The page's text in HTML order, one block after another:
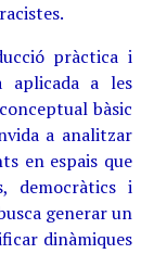
pràctica i
aplicada a les
bàsic
a analitzar
en espais que
democràtics i
generar un
dinàmiques